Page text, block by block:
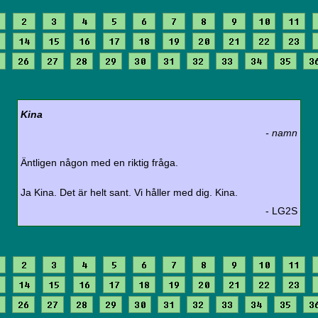
2 3 4 5 6 7 8 9 10 11
14 15 16 17 18 19 20 21 22 23
26 27 28 29 30 31 32 33 34 35
Kina
- namn
Äntligen någon med en riktig fråga.
Ja Kina. Det är helt sant. Vi håller med dig. Kina.
- LG2S
2 3 4 5 6 7 8 9 10 11
14 15 16 17 18 19 20 21 22 23
26 27 28 29 30 31 32 33 34 35